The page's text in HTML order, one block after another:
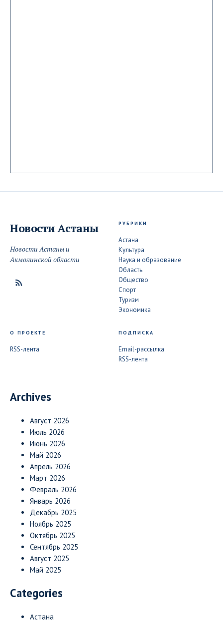
Новости Астаны
Новости Астаны и
Акмолинской области
РУБРИКИ
Астана
Культура
Наука и образование
Область
Общество
Спорт
Туризм
Экономика
О ПРОЕКТЕ
RSS-лента
ПОДПИСКА
Email-рассылка
RSS-лента
Archives
Август 2026
Июль 2026
Июнь 2026
Май 2026
Апрель 2026
Март 2026
Февраль 2026
Январь 2026
Декабрь 2025
Ноябрь 2025
Октябрь 2025
Сентябрь 2025
Август 2025
Май 2025
Categories
Астана